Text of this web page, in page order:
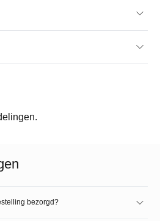
bezorgd?